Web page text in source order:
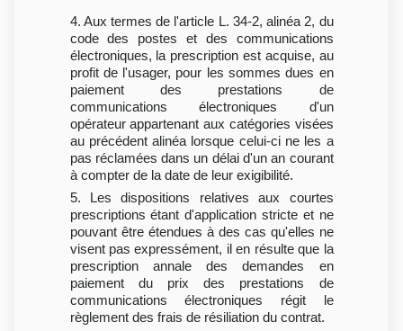
4. Aux termes de l'article L. 34-2, alinéa 2, du
code des postes et des communications
électroniques, la prescription est acquise, au
profit de l'usager, pour les sommes dues en
paiement des prestations de
communications électroniques d'un
opérateur appartenant aux catégories visées
au précédent alinéa lorsque celui-ci ne les a
pas réclamées dans un délai d'un an courant
à compter de la date de leur exigibilité.
5. Les dispositions relatives aux courtes
prescriptions étant d'application stricte et ne
pouvant être étendues à des cas qu'elles ne
visent pas expressément, il en résulte que la
prescription annale des demandes en
paiement du prix des prestations de
communications électroniques régit le
règlement des frais de résiliation du contrat.